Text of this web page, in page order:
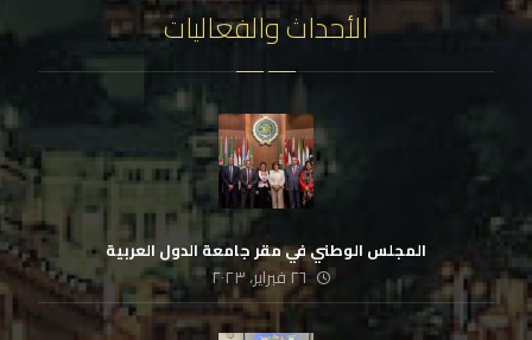
الأحداث والفعاليات
المجلس الوطني في مقر جامعة الدول العربية
٢٦ فبراير، ٢٠٢٣